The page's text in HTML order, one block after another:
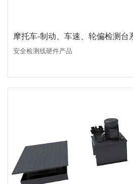
摩托车-制动、车速、轮偏检测台
安全检测线硬件产品